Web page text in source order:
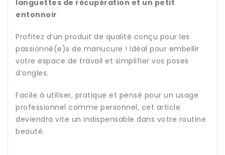
languettes de récupération et un petit
entonnoir
Profitez d’un produit de qualité conçu pour les
passionné(e)s de manucure ! Idéal pour embellir
votre espace de travail et simplifier vos poses
d’ongles.
Facile à utiliser, pratique et pensé pour un usage
professionnel comme personnel, cet article
deviendra vite un indispensable dans votre routine
beauté.